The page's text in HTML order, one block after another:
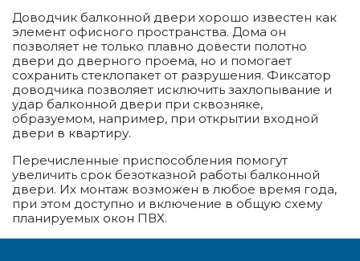
Доводчик балконной двери хорошо известен как
элемент офисного пространства. Дома он
позволяет не только плавно довести полотно
двери до дверного проема, но и помогает
сохранить стеклопакет от разрушения. Фиксатор
доводчика позволяет исключить захлопывание и
удар балконной двери при сквозняке,
образуемом, например, при открытии входной
двери в квартиру.
Перечисленные приспособления помогут
увеличить срок безотказной работы балконной
двери. Их монтаж возможен в любое время года,
при этом доступно и включение в общую схему
планируемых окон ПВХ.